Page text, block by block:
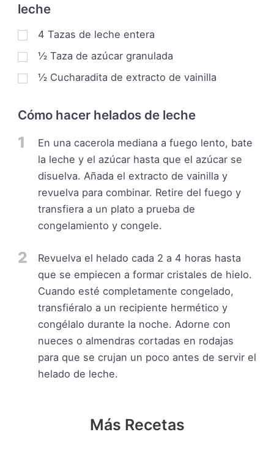
leche
4 Tazas de leche entera
½ Taza de azúcar granulada
½ Cucharadita de extracto de vainilla
Cómo hacer helados de leche
1
En una cacerola mediana a fuego lento, bate
la leche y el azúcar hasta que el azúcar se
disuelva. Añada el extracto de vainilla y
revuelva para combinar. Retire del fuego y
transfiera a un plato a prueba de
congelamiento y congele.
2
Revuelva el helado cada 2 a 4 horas hasta
que se empiecen a formar cristales de hielo.
Cuando esté completamente congelado,
transfiéralo a un recipiente hermético y
congélalo durante la noche. Adorne con
nueces o almendras cortadas en rodajas
para que se crujan un poco antes de servir el
helado de leche.
Más Recetas